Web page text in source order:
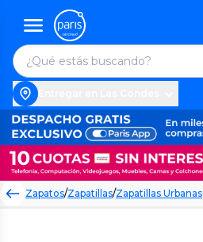
Zapatos/Zapatillas/Zapatillas Urbanas